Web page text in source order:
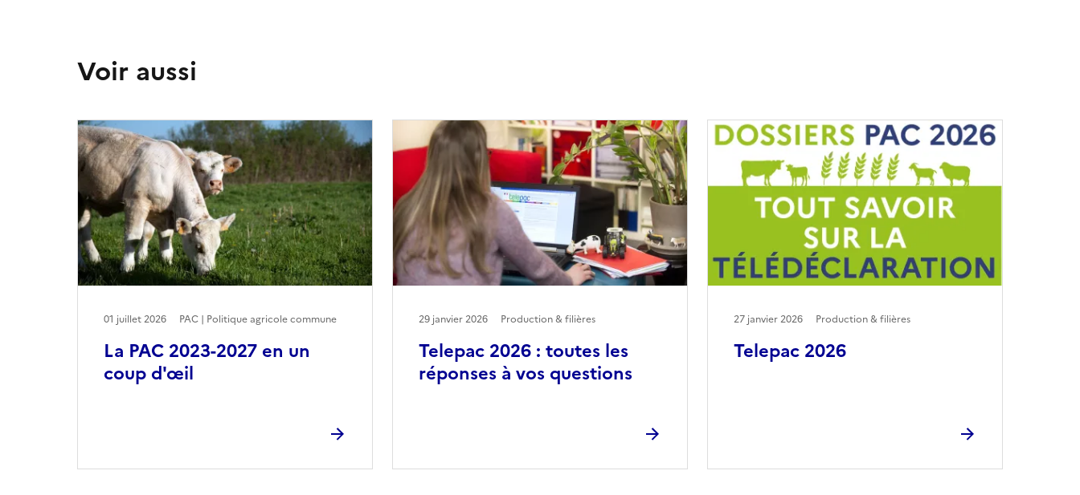
Voir aussi
La PAC 2023-2027 en un
coup d'œil
01 juillet 2026 PAC | Politique agricole commune
Telepac 2026 : toutes les
réponses à vos questions
29 janvier 2026 Production & filières
Telepac 2026
27 janvier 2026 Production & filières